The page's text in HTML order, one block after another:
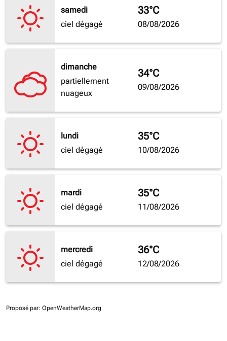
samedi
ciel dégagé
33°C
08/08/2026
dimanche
partiellement
nuageux
34°C
09/08/2026
lundi
ciel dégagé
35°C
10/08/2026
mardi
ciel dégagé
35°C
11/08/2026
mercredi
ciel dégagé
36°C
12/08/2026
Proposé par: OpenWeatherMap.org